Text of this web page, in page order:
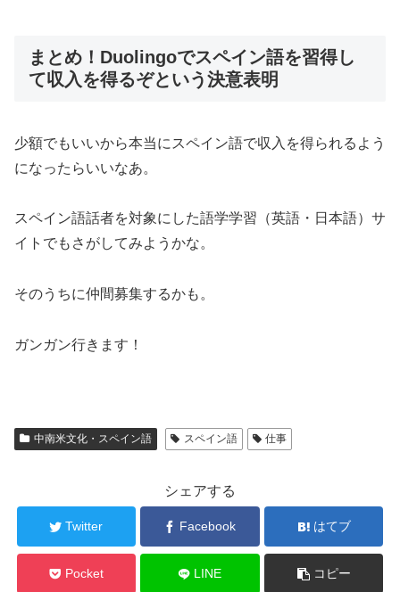
まとめ！Duolingoでスペイン語を習得し
て収入を得るぞという決意表明
少額でもいいから本当にスペイン語で収入を得られるよう
になったらいいなあ。
スペイン語話者を対象にした語学学習（英語・日本語）サ
イトでもさがしてみようかな。
そのうちに仲間募集するかも。
ガンガン行きます！
中南米文化・スペイン語 スペイン語 仕事
シェアする
Twitter Facebook はてブ
Pocket LINE コピー